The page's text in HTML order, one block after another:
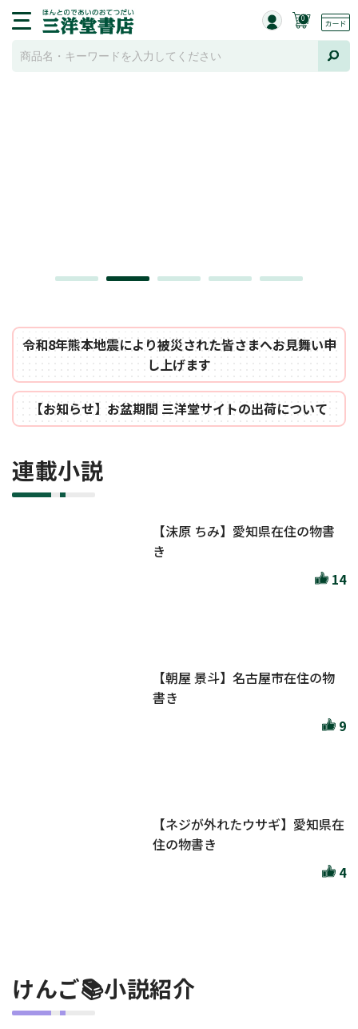
0
令和8年熊本地震により被災された皆さまへお見舞い申
し上げます
【お知らせ】お盆期間 三洋堂サイトの出荷について
連載小説
【沫原 ちみ】愛知県在住の物書
き
14
【朝屋 景斗】名古屋市在住の物
書き
9
【ネジが外れたウサギ】愛知県在
住の物書き
4
けんご📚小説紹介